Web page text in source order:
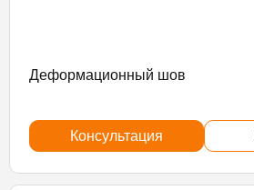
Деформационный шов
Консультация